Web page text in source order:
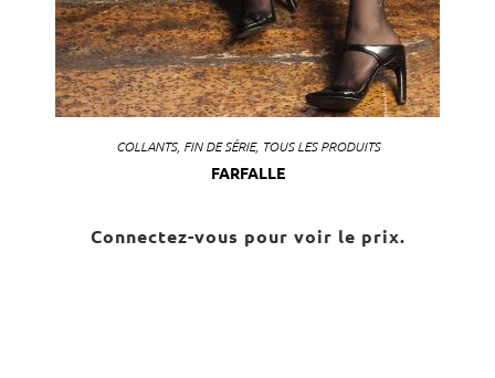
COLLANTS, FIN DE SÉRIE, TOUS LES PRODUITS
FARFALLE
Connectez-vous pour voir le prix.